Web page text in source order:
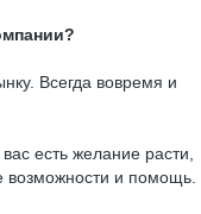
Всегда вовремя и
есть желание расти,
возможности и помощь.